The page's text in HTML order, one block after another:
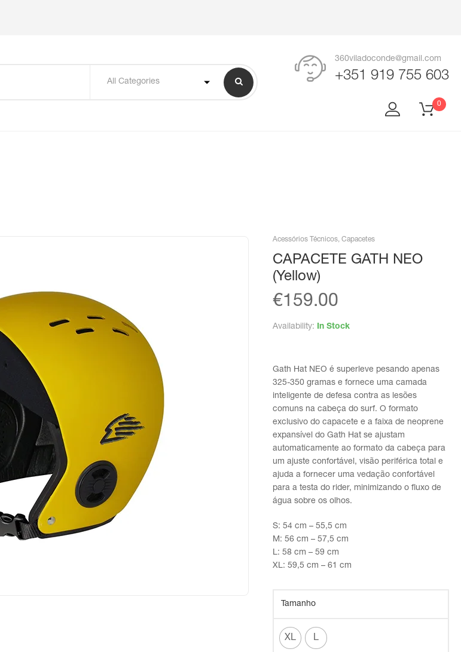
All Categories
360viladoconde@gmail.com
+351 919 755 603
0
Acessórios Técnicos, Capacetes
CAPACETE GATH NEO
(Yellow)
€159.00
Availability: In Stock
Gath Hat NEO é superleve pesando apenas
325-350 gramas e fornece uma camada
inteligente de defesa contra as lesões
comuns na cabeça do surf. O formato
exclusivo do capacete e a faixa de neoprene
expansível do Gath Hat se ajustam
automaticamente ao formato da cabeça para
um ajuste confortável, visão periférica total e
ajuda a fornecer uma vedação confortável
para a testa do rider, minimizando o fluxo de
água sobre os olhos.
S: 54 cm – 55,5 cm
M: 56 cm – 57,5 cm
L: 58 cm – 59 cm
XL: 59,5 cm – 61 cm
Tamanho
XL L